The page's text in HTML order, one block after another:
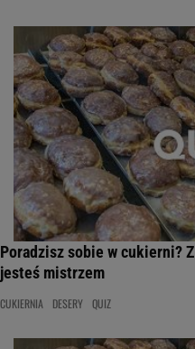
Poradzisz sobie w cukierni?
jesteś mistrzem
CUKIERNIA DESERY QUIZ